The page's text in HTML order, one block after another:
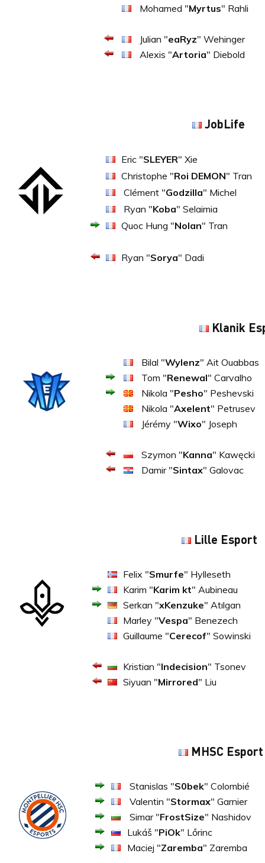
Mohamed "Myrtus" Rahli
Julian "eaRyz" Wehinger
Alexis "Artoria" Diebold
JobLife
Eric "SLEYER" Xie
Christophe "Roi DEMON" Tran
Clément "Godzilla" Michel
Ryan "Koba" Selaimia
Quoc Hung "Nolan" Tran
Ryan "Sorya" Dadi
Klanik
Bilal "Wylenz" Ait Ouabbas
Tom "Renewal" Carvalho
Nikola "Pesho" Peshevski
Nikola "Axelent" Petrusev
Jérémy "Wixo" Joseph
Szymon "Kanna" Kawęcki
Damir "Sintax" Galovac
Lille Esport
Felix "Smurfe" Hylleseth
Karim "Karim kt" Aubineau
Serkan "xKenzuke" Atılgan
Marley "Vespa" Benezech
Guillaume "Cerecof" Sowinski
Kristian "Indecision" Tsonev
Siyuan "Mirrored" Liu
MHSC Esport
Stanislas "S0bek" Colombié
Valentin "Stormax" Garnier
Simar "FrostSize" Nashidov
Lukáš "PiOk" Lőrinc
Maciej "Zaremba" Zaremba